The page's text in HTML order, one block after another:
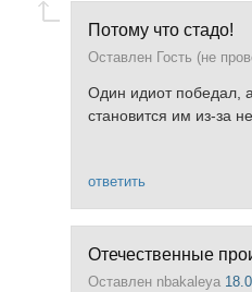
Потому что стадо!
Оставлен Гость (не
Один идиот победал,
становится им из-за
ответить
Отечественные
Оставлен nbakaleya